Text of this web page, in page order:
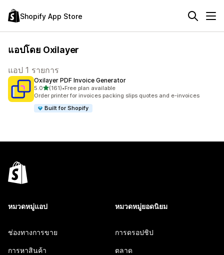
Shopify App Store
แอปโดย Oxilayer
แอป 1 รายการ
Oxilayer PDF Invoice Generator
5.0เต็ม 5 ดาว
(161)
ทั้งหมด 161 รีวิว
•Free plan available
Order printer for invoices packing slips quotes and e-invoices
Built for Shopify
หมวดหมู่แอป
ช่องทางการขาย
การหาสินค้า
หมวดหมู่ยอดนิยม
การดรอปชิป
ตลาด